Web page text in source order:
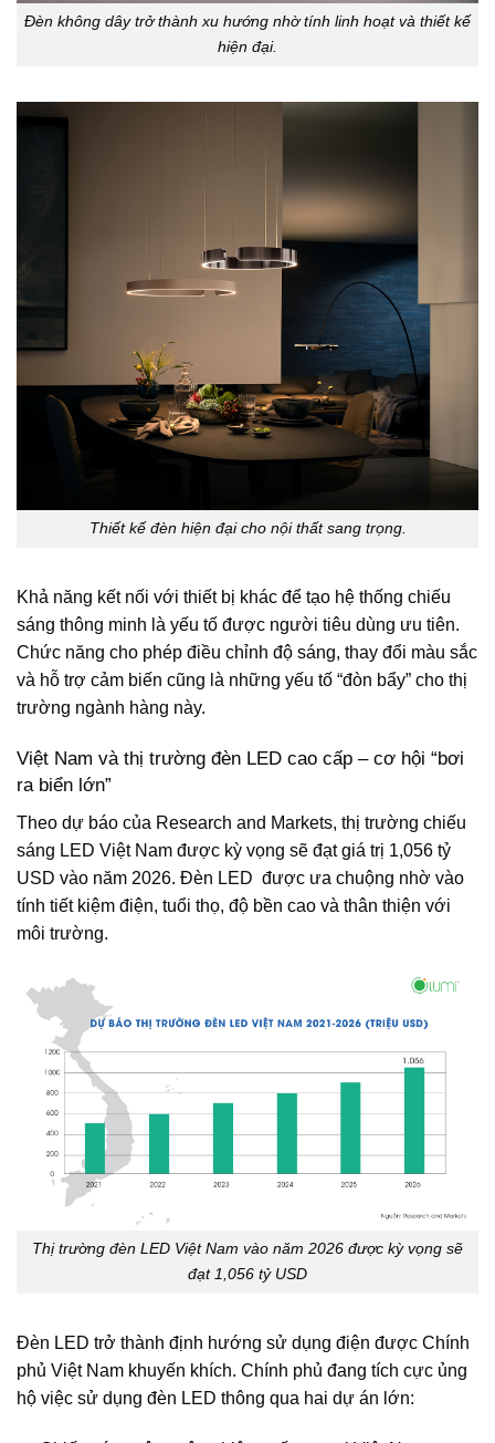
Đèn không dây trở thành xu hướng nhờ tính linh hoạt và thiết kế
hiện đại.
Thiết kế đèn hiện đại cho nội thất sang trọng.
Khả năng kết nối với thiết bị khác để tạo hệ thống chiếu
sáng thông minh là yếu tố được người tiêu dùng ưu tiên.
Chức năng cho phép điều chỉnh độ sáng, thay đổi màu sắc
và hỗ trợ cảm biến cũng là những yếu tố “đòn bẩy” cho thị
trường ngành hàng này.
Việt Nam và thị trường đèn LED cao cấp – cơ hội “bơi
ra biển lớn”
Theo dự báo của Research and Markets, thị trường chiếu
sáng LED Việt Nam được kỳ vọng sẽ đạt giá trị 1,056 tỷ
USD vào năm 2026. Đèn LED được ưa chuộng nhờ vào
tính tiết kiệm điện, tuổi thọ, độ bền cao và thân thiện với
môi trường.
Thị trường đèn LED Việt Nam vào năm 2026 được kỳ vọng sẽ
đạt 1,056 tỷ USD
Đèn LED trở thành định hướng sử dụng điện được Chính
phủ Việt Nam khuyến khích. Chính phủ đang tích cực ủng
hộ việc sử dụng đèn LED thông qua hai dự án lớn: